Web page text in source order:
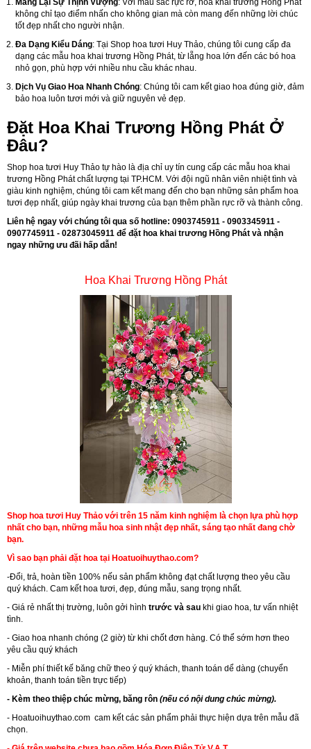
Mang Lại Sự Thịnh Vượng: Với màu sắc rực rỡ, hoa khai trương Hồng Phát
không chỉ tạo điểm nhấn cho không gian mà còn mang đến những lời chúc
tốt đẹp nhất cho người nhận.
Đa Dạng Kiểu Dáng: Tại Shop hoa tươi Huy Thảo, chúng tôi cung cấp đa
dạng các mẫu hoa khai trương Hồng Phát, từ lẵng hoa lớn đến các bó hoa
nhỏ gọn, phù hợp với nhiều nhu cầu khác nhau.
Dịch Vụ Giao Hoa Nhanh Chóng: Chúng tôi cam kết giao hoa đúng giờ, đảm
bảo hoa luôn tươi mới và giữ nguyên vẻ đẹp.
Đặt Hoa Khai Trương Hồng Phát Ở
Đâu?
Shop hoa tươi Huy Thảo tự hào là địa chỉ uy tín cung cấp các mẫu hoa khai
trương Hồng Phát chất lượng tại TP.HCM. Với đội ngũ nhân viên nhiệt tình và
giàu kinh nghiệm, chúng tôi cam kết mang đến cho bạn những sản phẩm hoa
tươi đẹp nhất, giúp ngày khai trương của bạn thêm phần rực rỡ và thành công.
Liên hệ ngay với chúng tôi qua số hotline: 0903745911 - 0903345911 -
0907745911 - 02873045911 để đặt hoa khai trương Hồng Phát và nhận
ngay những ưu đãi hấp dẫn!
Hoa Khai Trương Hồng Phát
Shop hoa tươi Huy Thảo với trên 15 năm kinh nghiệm là chọn lựa phù hợp
nhất cho bạn, những mẫu hoa sinh nhật đẹp nhất, sáng tạo nhất đang chờ
bạn.
Vì sao bạn phải đặt hoa tại Hoatuoihuythao.com?
-Đổi, trả, hoàn tiền 100% nếu sản phẩm không đạt chất lượng theo yêu cầu
quý khách. Cam kết hoa tươi, đẹp, đúng mẫu, sang trọng nhất.
- Giá rẻ nhất thị trường, luôn gởi hình trước và sau khi giao hoa, tư vấn nhiệt
tình.
- Giao hoa nhanh chóng (2 giờ) từ khi chốt đơn hàng. Có thể sớm hơn theo
yêu cầu quý khách
- Miễn phí thiết kế băng chữ theo ý quý khách, thanh toán dể dàng (chuyển
khoản, thanh toán tiền trực tiếp)
- Kèm theo thiệp chúc mừng, băng rôn (nếu có nội dung chúc mừng).
- Hoatuoihuythao.com cam kết các sản phẩm phải thực hiện dựa trên mẫu đã
chọn.